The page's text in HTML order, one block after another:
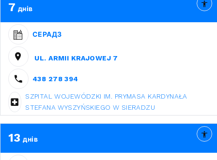
7 днів
СЕРАДЗ
UL. ARMII KRAJOWEJ 7
438 278 394
SZPITAL WOJEWÓDZKI IM. PRYMASA KARDYNAŁA
STEFANA WYSZYŃSKIEGO W SIERADZU
13 днів